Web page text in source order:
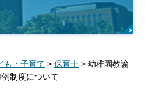
も・子育て > 保育士 > 幼稚園教諭
制度について